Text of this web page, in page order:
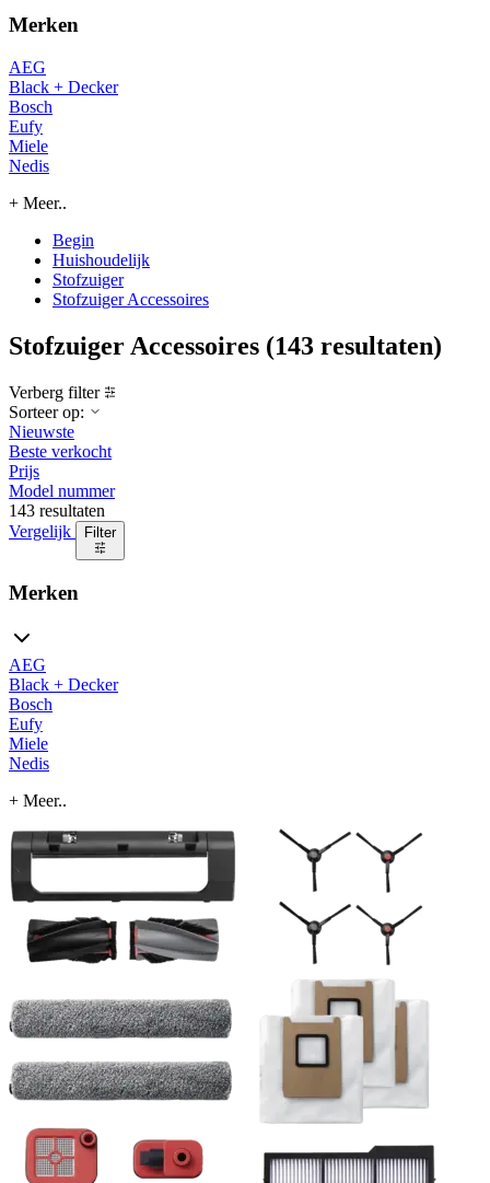
Merken
AEG
Black + Decker
Bosch
Eufy
Miele
Nedis
+ Meer..
Begin
Huishoudelijk
Stofzuiger
Stofzuiger Accessoires
Stofzuiger Accessoires (143 resultaten)
Verberg filter
Sorteer op:
Nieuwste
Beste verkocht
Prijs
Model nummer
143 resultaten
Vergelijk
Filter
Merken
AEG
Black + Decker
Bosch
Eufy
Miele
Nedis
+ Meer..